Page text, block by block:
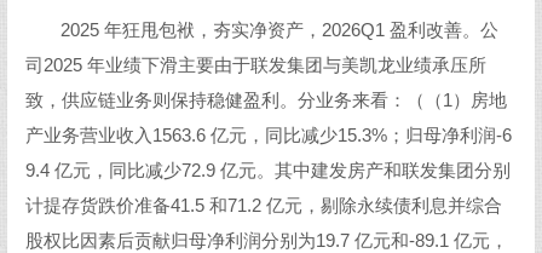
2025 年狂甩包袱，夯实净资产，2026Q1 盈利改善。公
司2025 年业绩下滑主要由于联发集团与美凯龙业绩承压所
致，供应链业务则保持稳健盈利。分业务来看：（（1）房地
产业务营业收入1563.6 亿元，同比减少15.3%；归母净利润-6
9.4 亿元，同比减少72.9 亿元。其中建发房产和联发集团分别
计提存货跌价准备41.5 和71.2 亿元，剔除永续债利息并综合
股权比因素后贡献归母净利润分别为19.7 亿元和-89.1 亿元，